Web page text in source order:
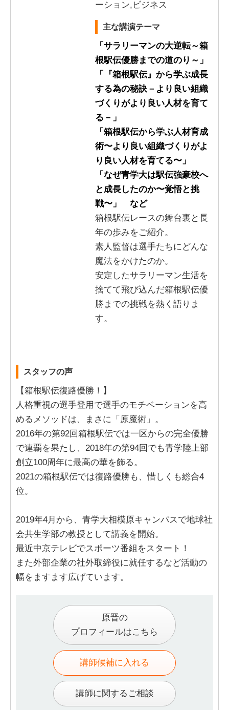
ーション,ビジネス
主な講演テーマ
「サラリーマンの大逆転～箱
根駅伝優勝までの道のり～」
「『箱根駅伝』から学ぶ成長
する為の秘訣－より良い組織
づくりがより良い人材を育て
る－」
「箱根駅伝から学ぶ人材育成
術〜より良い組織づくりがよ
り良い人材を育てる〜」
「なぜ青学大は駅伝強豪校へ
と成長したのか〜覚悟と挑
戦〜」 など
箱根駅伝レースの舞台裏と長
年の歩みをご紹介。
素人監督は選手たちにどんな
魔法をかけたのか。
安定したサラリーマン生活を
捨てて飛び込んだ箱根駅伝優
勝までの挑戦を熱く語りま
す。
スタッフの声
【箱根駅伝復路優勝！】
人格重視の選手登用で選手のモチベーションを高
めるメソッドは、まさに「原魔術」。
2016年の第92回箱根駅伝では一区からの完全優勝
で連覇を果たし、2018年の第94回でも青学陸上部
創立100周年に最高の華を飾る。
2021の箱根駅伝では復路優勝も、惜しくも総合4
位。
2019年4月から、青学大相模原キャンパスで地球社
会共生学部の教授として講義を開始。
最近中京テレビでスポーツ番組をスタート！
また外部企業の社外取締役に就任するなど活動の
幅をますます広げています。
原晋の
プロフィールはこちら
講師候補に入れる
講師に関するご相談